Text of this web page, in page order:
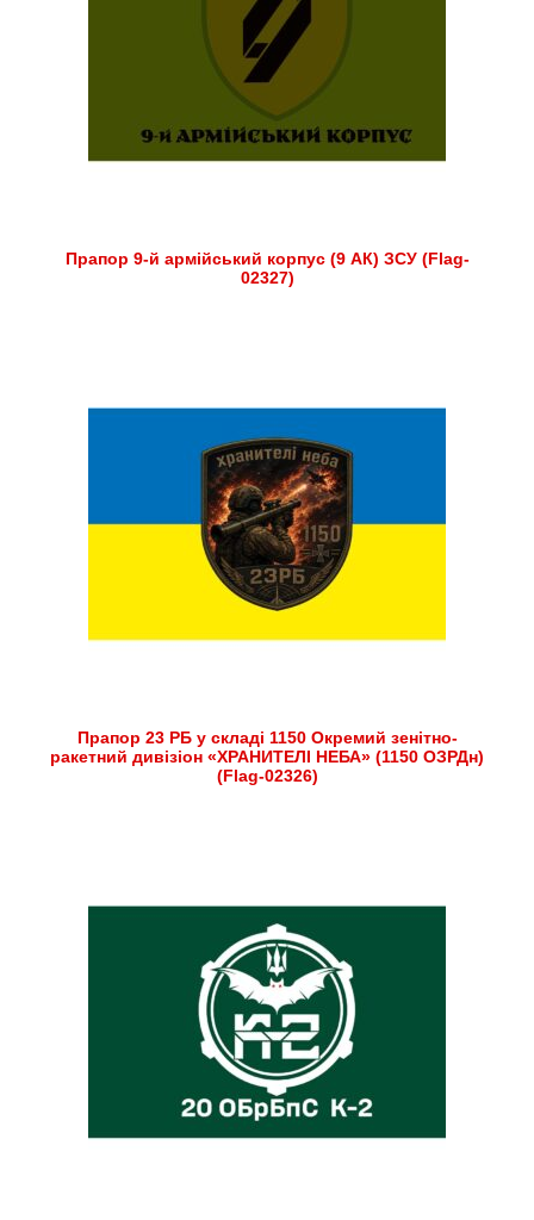
Прапор 9-й армійський корпус (9 АК) ЗСУ (Flag-
02327)
Прапор 23 РБ у складі 1150 Окремий зенітно-
ракетний дивізіон «ХРАНИТЕЛІ НЕБА» (1150 ОЗРДн)
(Flag-02326)